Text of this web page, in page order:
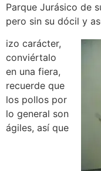
Parque Jurásico de
pero sin su dócil y
izo carácter,
conviértalo
en una fiera,
recuerde que
los pollos por
lo general son
ágiles, así que